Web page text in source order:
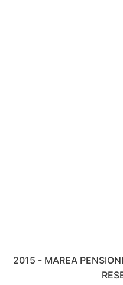
2015 - MAREA